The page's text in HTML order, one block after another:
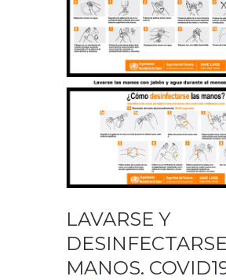
LAVARSE Y
MANOS.